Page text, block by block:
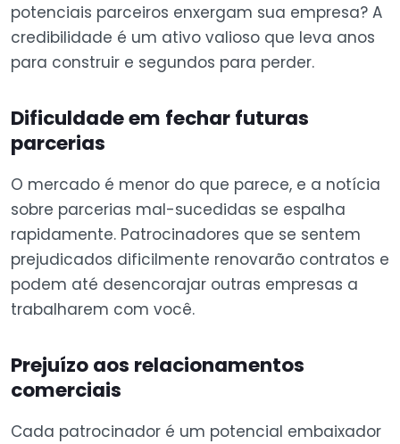
potenciais parceiros enxergam sua empresa? A
credibilidade é um ativo valioso que leva anos
para construir e segundos para perder.
Dificuldade em fechar futuras
parcerias
O mercado é menor do que parece, e a notícia
sobre parcerias mal-sucedidas se espalha
rapidamente. Patrocinadores que se sentem
prejudicados dificilmente renovarão contratos e
podem até desencorajar outras empresas a
trabalharem com você.
Prejuízo aos relacionamentos
comerciais
Cada patrocinador é um potencial embaixador